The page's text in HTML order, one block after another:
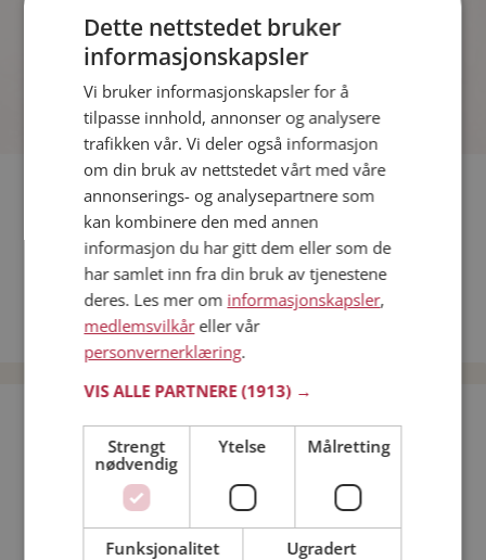
spennende fakta.
Fler single
Flere singlemenn fra Vestnes:Carlos, Knuta,Magnus
Kvinner fra Vestnes
Date kvinner i Norge
Date menn i Norge
Bli medlem gratis!
Jeg er en: Mann Kvinne
Min alder:
Dette nettstedet bruker
informasjonskapsler
Vi bruker informasjonskapsler for å
tilpasse innhold, annonser og analysere
trafikken vår. Vi deler også informasjon
om din bruk av nettstedet vårt med våre
annonserings- og analysepartnere som
kan kombinere den med annen
informasjon du har gitt dem eller som de
har samlet inn fra din bruk av tjenestene
deres. Les mer om informasjonskapsler,
medlemsvilkåreller vår
personvernerklæring.
VIS ALLE PARTNERE(1913) →
Strengt
nødvendig
Ytelse Målretting
Funksjonalitet Ugradert